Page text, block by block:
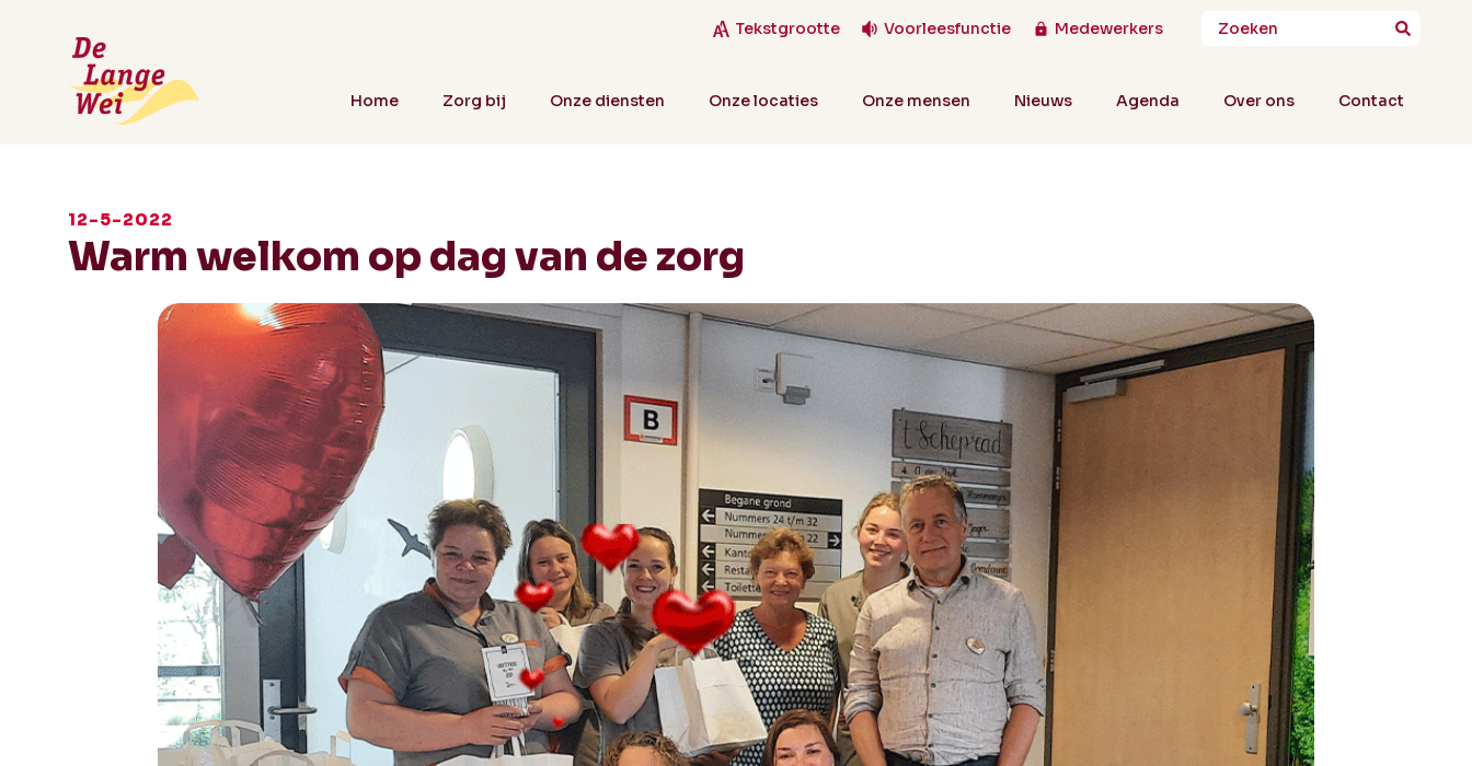
Tekstgrootte Voorleesfunctie Medewerkers
Home Zorg bij Onze diensten Onze locaties Onze mensen Nieuws Agenda Over ons Contact
12-5-2022
Warm welkom op dag van de zorg